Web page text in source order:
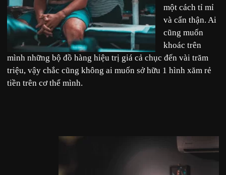
một cách tỉ mỉ
và cẩn thận. Ai
cũng muốn
khoác trên
mình những bộ đồ hàng hiệu trị giá cả chục đến vài trăm
triệu, vậy chắc cũng không ai muốn sở hữu 1 hình xăm rẻ
tiền trên cơ thể mình.